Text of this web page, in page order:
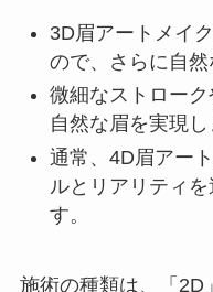
3D眉アートメイ
ので、さらに自然
微細なストロー
自然な眉を実現し
通常、4D眉アー
ルとリアリティ
す。
施術の種類は、「2D